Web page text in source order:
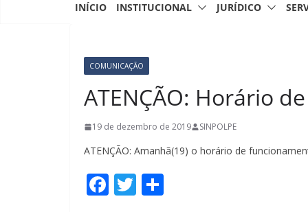
INÍCIO INSTITUCIONAL JURÍDICO
COMUNICAÇÃO
ATENÇÃO: Horário
19 de dezembro de 2019 SINPOLPE
ATENÇÃO: Amanhã(19) o horário de
F T